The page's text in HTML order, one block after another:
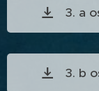
3. a
3. b